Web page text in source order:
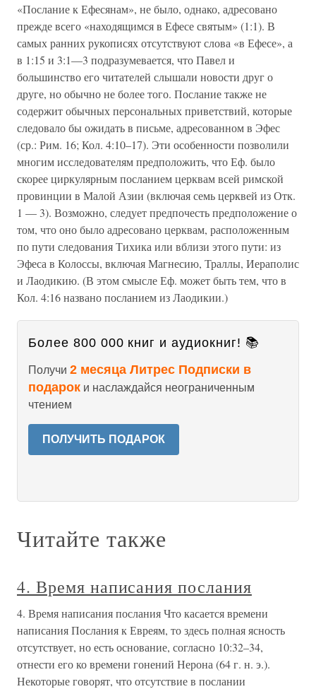
«Послание к Ефесянам», не было, однако, адресовано
прежде всего «находящимся в Ефесе святым» (1:1). В
самых ранних рукописях отсутствуют слова «в Ефесе», а
в 1:15 и 3:1—3 подразумевается, что Павел и
большинство его читателей слышали новости друг о
друге, но обычно не более того. Послание также не
содержит обычных персональных приветствий, которые
следовало бы ожидать в письме, адресованном в Эфес
(ср.: Рим. 16; Кол. 4:10–17). Эти особенности позволили
многим исследователям предположить, что Еф. было
скорее циркулярным посланием церквам всей римской
провинции в Малой Азии (включая семь церквей из Отк.
1 — 3). Возможно, следует предпочесть предположение о
том, что оно было адресовано церквам, расположенным
по пути следования Тихика или вблизи этого пути: из
Эфеса в Колоссы, включая Магнесию, Траллы, Иераполис
и Лаодикию. (В этом смысле Еф. может быть тем, что в
Кол. 4:16 названо посланием из Лаодикии.)
Более 800 000 книг и аудиокниг! 📚
Получи 2 месяца Литрес Подписки в
подарок и наслаждайся неограниченным
чтением
ПОЛУЧИТЬ ПОДАРОК
Читайте также
4. Время написания послания
4. Время написания послания Что касается времени
написания Послания к Евреям, то здесь полная ясность
отсутствует, но есть основание, согласно 10:32–34,
отнести его ко времени гонений Нерона (64 г. н. э.).
Некоторые говорят, что отсутствие в послании